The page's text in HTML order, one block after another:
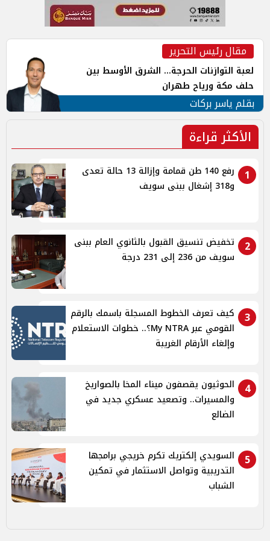
مقال رئيس التحرير
لعبة التوازنات الحرجة... الشرق الأوسط بين
حلف مكة ورياح طهران
بقلم ياسر بركات
الأكثر قراءة
1
رفع 140 طن قمامة وإزالة 13 حالة تعدى
و318 إشغال ببنى سويف
2
تخفيض تنسيق القبول بالثانوي العام ببنى
سويف من 236 إلى 231 درجة
3
كيف تعرف الخطوط المسجلة باسمك بالرقم
القومي عبر My NTRA؟.. خطوات الاستعلام
وإلغاء الأرقام الغريبة
4
الحوثيون يقصفون ميناء المخا بالصواريخ
والمسيرات.. وتصعيد عسكري جديد في
الضالع
5
السويدي إلكتريك تكرم خريجي برامجها
التدريبية وتواصل الاستثمار في تمكين
الشباب